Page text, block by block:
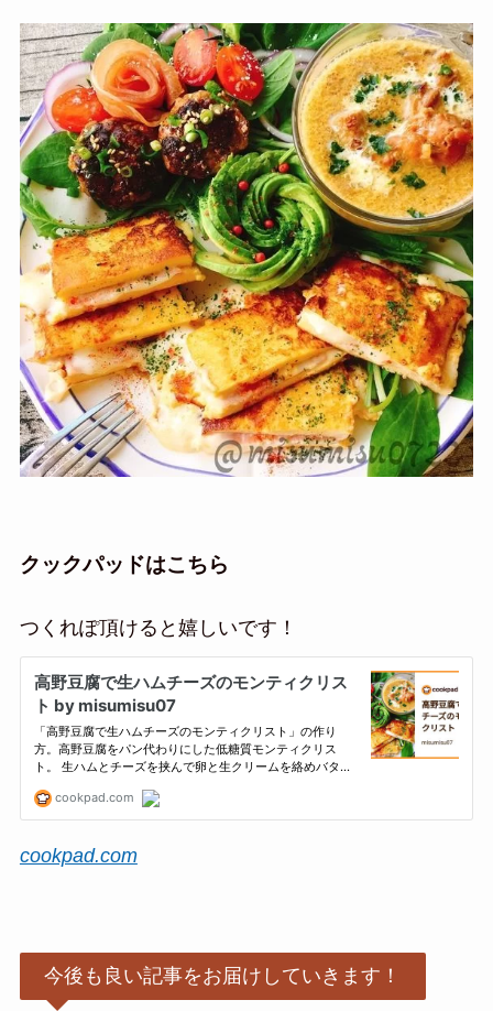
クックパッドはこちら
つくれぽ頂けると嬉しいです！
cookpad.com
今後も良い記事をお届けしていきます！